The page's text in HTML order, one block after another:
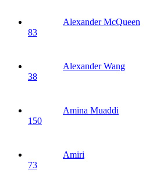
Alexander McQueen
83
Alexander Wang
38
Amina Muaddi
150
Amiri
73